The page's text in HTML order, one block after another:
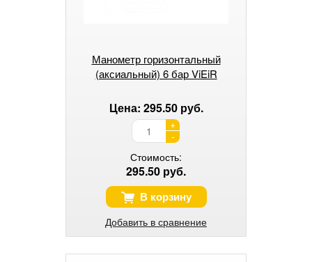
Манометр горизонтальный
(аксиальный) 6 бар ViEiR
Цена: 295.50 руб.
+
-
Стоимость:
295.50 руб.
В корзину
Добавить в сравнение